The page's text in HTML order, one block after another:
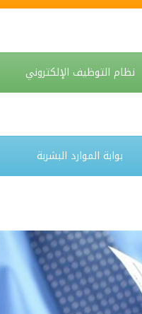
نظام التوظيف الإلكتروني
بوابة الموارد البشربة